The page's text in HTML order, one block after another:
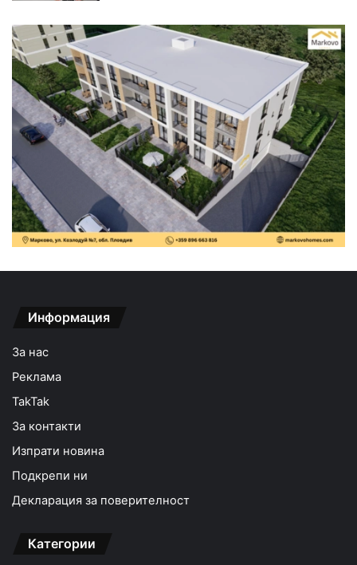
Информация
За нас
Реклама
TakTak
За контакти
Изпрати новина
Подкрепи ни
Декларация за поверителност
Категории